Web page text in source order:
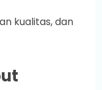
kualitas, dan